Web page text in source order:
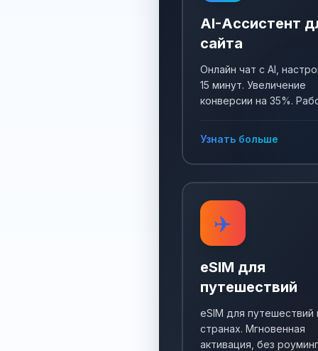
AI-Ассистент
сайта
Онлайн чат с AI,
15 минут. Увеличение
конверсии на 35%.
Узнать больше
✈️
eSIM для
путешествий
eSIM для путешествий
странах. Мгновенная
активация, без